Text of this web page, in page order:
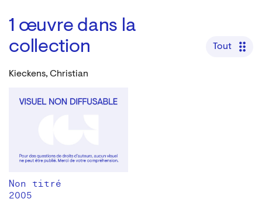
1 œuvre dans la
collection
Tout
Kieckens, Christian
Non titré
2005